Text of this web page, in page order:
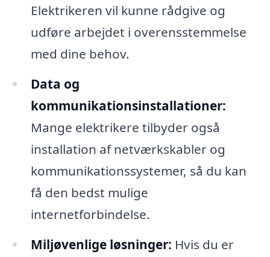
Elektrikeren vil kunne rådgive og
udføre arbejdet i overensstemmelse
med dine behov.
Data og
kommunikationsinstallationer:
Mange elektrikere tilbyder også
installation af netværkskabler og
kommunikationssystemer, så du kan
få den bedst mulige
internetforbindelse.
Miljøvenlige løsninger: Hvis du er